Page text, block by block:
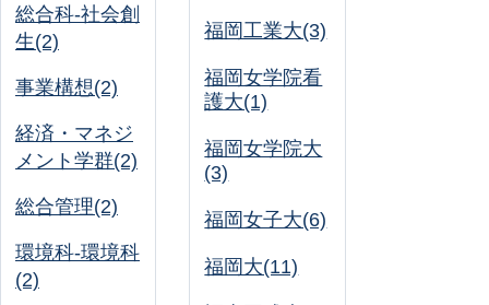
総合科-社会創
生(2)
事業構想(2)
経済・マネジ
メント学群(2)
総合管理(2)
環境科-環境科
(2)
福岡工業大(3)
福岡女学院看
護大(1)
福岡女学院大
(3)
福岡女子大(6)
福岡大(11)